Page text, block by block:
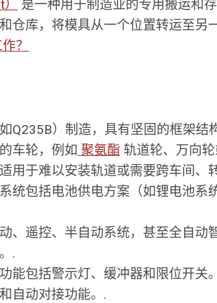
是一种用于制造业的专用搬运和
仓库，将模具从一个位置转运至另
？
Q235B）制造，具有坚固的框架结
车轮，例如 聚氨酯 轨道轮、万向
用于难以安装轨道或需要跨车间、
统包括电池供电方案（如锂电池系
、遥控、半自动系统，甚至全自动
.
能包括警示灯、缓冲器和限位开关
自动对接功能。.